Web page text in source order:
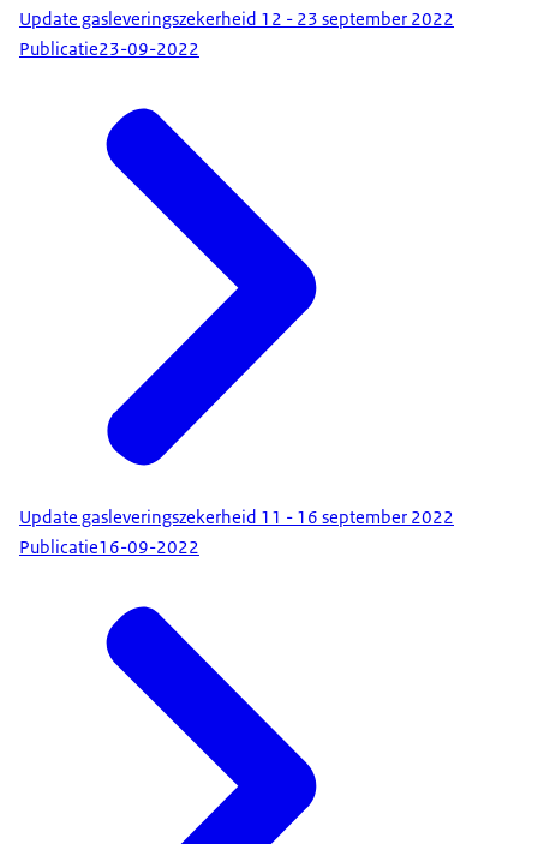
Update gasleveringszekerheid 12 - 23 september 2022
Publicatie23-09-2022
Update gasleveringszekerheid 11 - 16 september 2022
Publicatie16-09-2022